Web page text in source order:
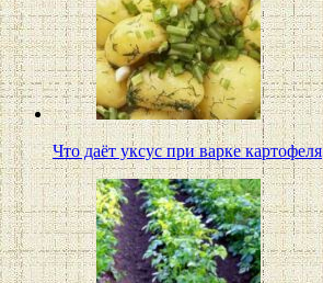
Что даёт уксус при варке картофеля